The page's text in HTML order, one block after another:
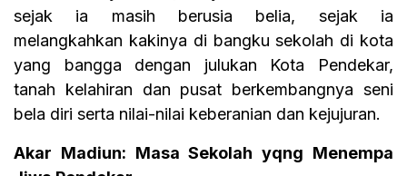
sejak ia masih berusia belia, sejak ia
melangkahkan kakinya di bangku sekolah di kota
yang bangga dengan julukan Kota Pendekar,
tanah kelahiran dan pusat berkembangnya seni
bela diri serta nilai-nilai keberanian dan kejujuran.
Akar Madiun: Masa Sekolah yqng Menempa